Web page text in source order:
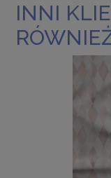
INNI